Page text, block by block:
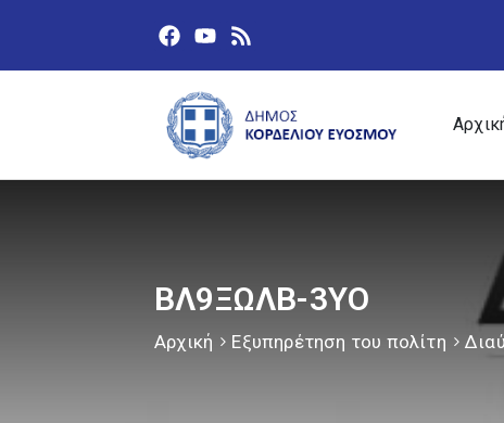
ΒΛ9ΞΩΛΒ-3ΥΟ
Αρχική Εξυπηρέτηση του πολίτη